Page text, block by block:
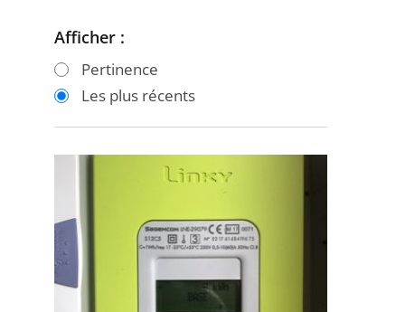
Passer
filtres
Passer
filtres
Afficher :
Pertinence
Les plus récents
compteurs
Linky
»